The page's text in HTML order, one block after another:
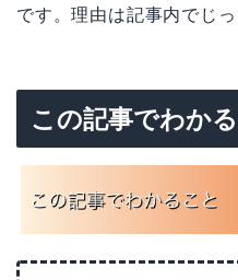
です。理由は記事内でじ
この記事でわか